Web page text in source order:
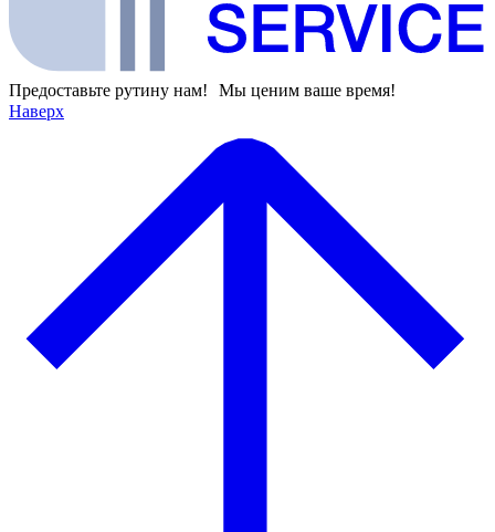
Предоставьте рутину нам! Мы ценим ваше время!
Наверх